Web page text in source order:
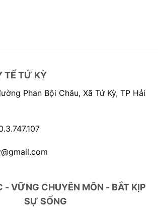
TẾ TỨ KỲ
Phan Bội Châu, Xã Tứ Kỳ, TP Hải
- VỮNG CHUYÊN MÔN - BẮT KỊP
SỰ SỐNG